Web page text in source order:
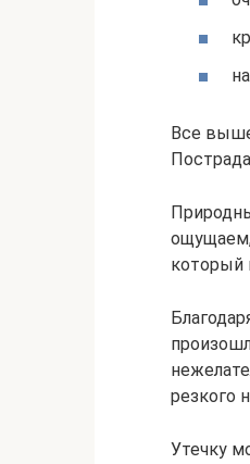
Все
который
резкого
Утечку